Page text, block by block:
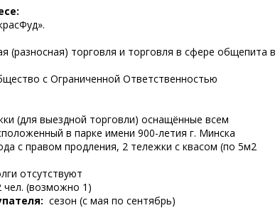
(разносная) торговля и торговля в сфере общепита в
с Ограниченной Ответственностью
(для выездной торговли) оснащённые всем
в парке имени 900-летия г. Минска
с правом продления, 2 тележки с квасом (по 5м2
отсутствуют
чел. (возможно 1)
сезон (с мая по сентябрь)